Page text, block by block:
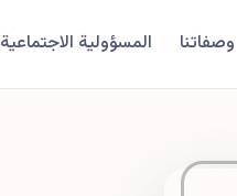
وصفاتنا المسؤولية الاجتماعية